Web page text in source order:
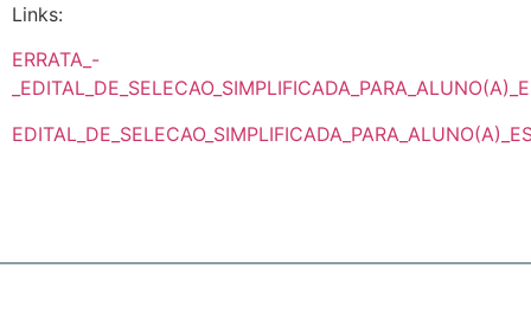
Links:
ERRATA_-